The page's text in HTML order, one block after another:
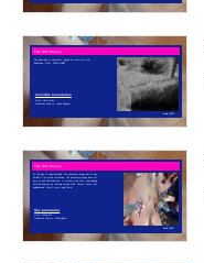
The absurdity of all borders, played out here in a rural
landscape. Artist: CHRIS FURBY
beeld:DHVR
Invisible boundaries
Artist: Chris Furby;
Production Country: United Kingdom.
The One Minute
In the age of visual overload, the panorama image lost its way.
Afraid of too much stimulation, the panorama image does not
dare to look all around him. It stares at his feet, only enjoying
the 360 degrees by rotating around itself. Human traces turn
kaleidoscopic. Was it every really there?
Sky panorama
Artist: Marijn Bril
Production Country: Netherlands.
The One Minute
beeld:DHVR